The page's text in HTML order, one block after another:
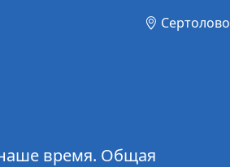
Сертолово
время. Общая